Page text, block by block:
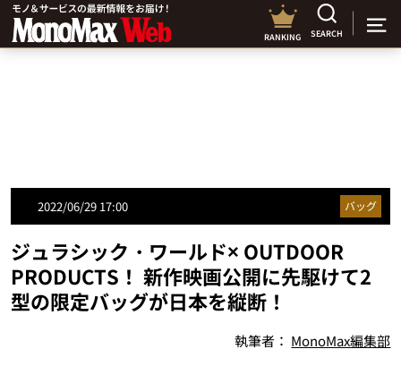
RANKING SEARCH
2022/06/29 17:00 バッグ
ジュラシック・ワールド× OUTDOOR
PRODUCTS！ 新作映画公開に先駆けて2
型の限定バッグが日本を縦断！
執筆者： MonoMax編集部